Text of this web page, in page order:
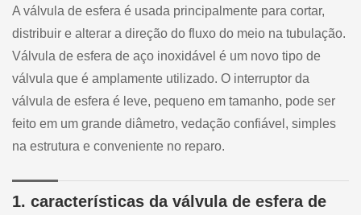
A válvula de esfera é usada principalmente para cortar,
distribuir e alterar a direção do fluxo do meio na tubulação.
Válvula de esfera de aço inoxidável é um novo tipo de
válvula que é amplamente utilizado. O interruptor da
válvula de esfera é leve, pequeno em tamanho, pode ser
feito em um grande diâmetro, vedação confiável, simples
na estrutura e conveniente no reparo.
1. características da válvula de esfera de